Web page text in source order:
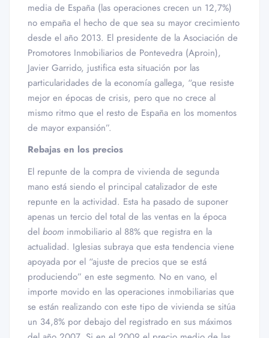
media de España (las operaciones crecen un 12,7%)
no empaña el hecho de que sea su mayor crecimiento
desde el año 2013. El presidente de la Asociación de
Promotores Inmobiliarios de Pontevedra (Aproin),
Javier Garrido, justifica esta situación por las
particularidades de la economía gallega, “que resiste
mejor en épocas de crisis, pero que no crece al
mismo ritmo que el resto de España en los momentos
de mayor expansión”.
Rebajas en los precios
El repunte de la compra de vivienda de segunda
mano está siendo el principal catalizador de este
repunte en la actividad. Esta ha pasado de suponer
apenas un tercio del total de las ventas en la época
del boom inmobiliario al 88% que registra en la
actualidad. Iglesias subraya que esta tendencia viene
apoyada por el “ajuste de precios que se está
produciendo” en este segmento. No en vano, el
importe movido en las operaciones inmobiliarias que
se están realizando con este tipo de vivienda se sitúa
un 34,8% por debajo del registrado en sus máximos